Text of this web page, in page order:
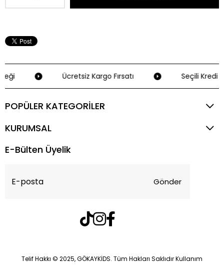
Ücretsiz Kargo Fırsatı Seçili Kredi
POPÜLER KATEGORİLER
KURUMSAL
E-Bülten Üyelik
Gönder
Telif Hakkı © 2025, GÖKAYKİDS. Tüm Hakları Saklıdır Kullanım